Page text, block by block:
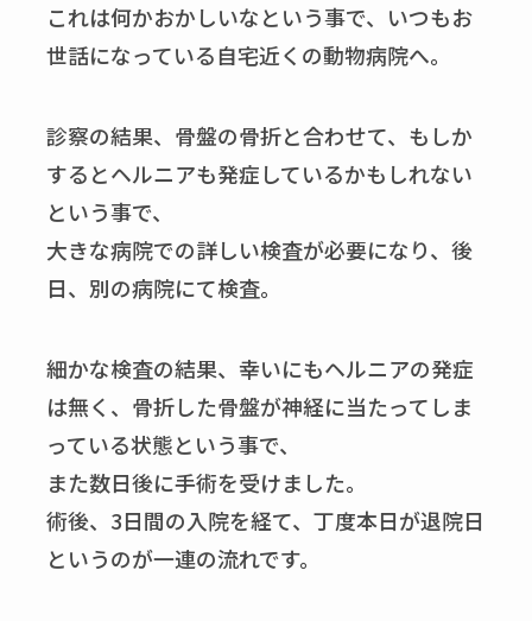
これは何かおかしいなという事で、いつもお
世話になっている自宅近くの動物病院へ。
診察の結果、骨盤の骨折と合わせて、もしか
するとヘルニアも発症しているかもしれない
という事で、
大きな病院での詳しい検査が必要になり、後
日、別の病院にて検査。
細かな検査の結果、幸いにもヘルニアの発症
は無く、骨折した骨盤が神経に当たってしま
っている状態という事で、
また数日後に手術を受けました。
術後、3日間の入院を経て、丁度本日が退院日
というのが一連の流れです。